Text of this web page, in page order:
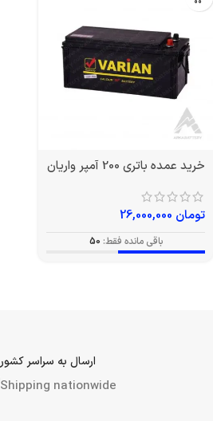
خرید عمده باتری 200 آمپر واریان
تومان
باقی مانده فقط: 50
ارسال به سراسر کشور
Shipping nationwide